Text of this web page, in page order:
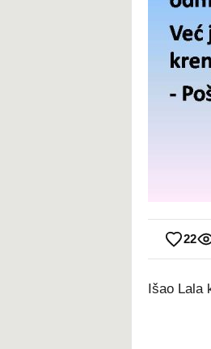
22
Išao Lala